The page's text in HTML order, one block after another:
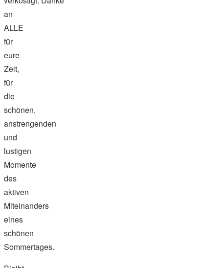
an
ALLE
für
eure
Zeit,
für
die
schönen,
anstrengenden
und
lustigen
Momente
des
aktiven
Miteinanders
eines
schönen
Sommertages.